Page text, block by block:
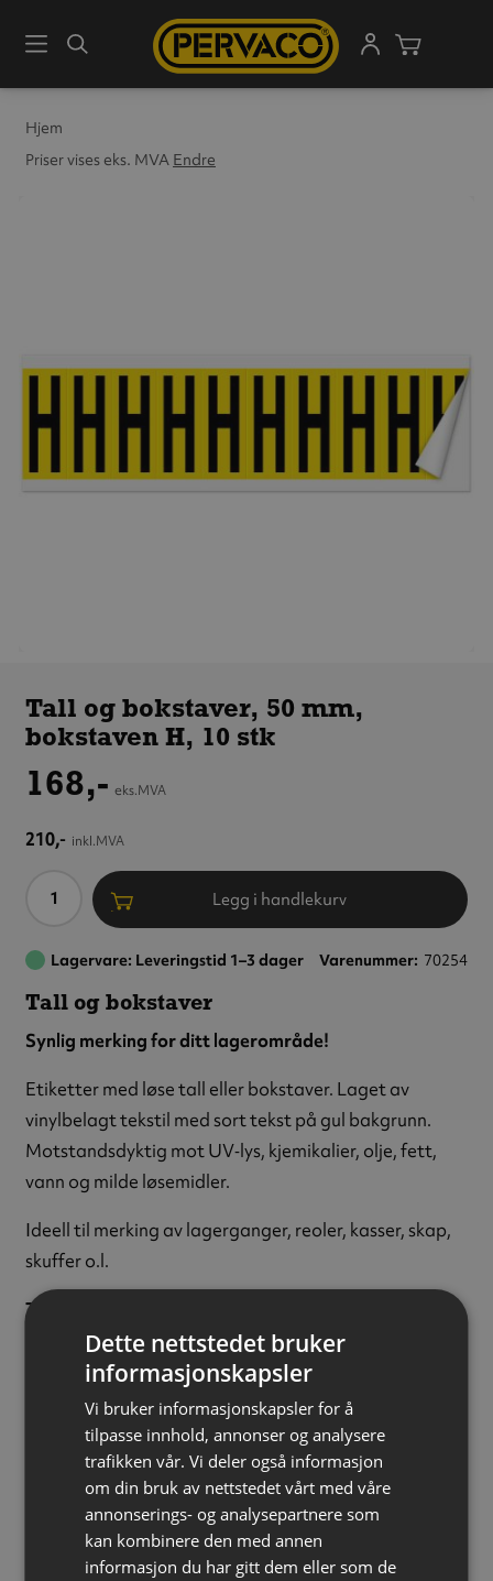
MenySøk
Hjem
Priser vises eks. MVA Endre
50 mm,
bokstaven H,
Tall og bokstaver, 50 mm,
bokstaven H, 10 stk
168,- eks.MVA
210,- inkl.MVA
Antall Legg i handlekurv
Lagervare: Leveringstid 1–3 dager Varenummer 70254
Tall og bokstaver
Synlig merking for ditt lagerområde!
Etiketter med løse tall eller bokstaver. Laget av
vinylbelagt tekstil med sort tekst på gul bakgrunn.
Motstandsdyktig mot UV‑lys, kjemikalier, olje, fett,
vann og milde løsemidler.
Ideell til merking av lagerganger, reoler, kasser, skap,
skuffer o.l.
Tegn:
Tekstfarge:Sort
Bakgrunnsfarge:Gul
Tekststørrelse:50 mm
Materiale:Vinylbelagt tekstil
Størrelse:22 x 57 mm
Påføring:Selvklebende
Bruksområde:Inne
Forpakning:
Ark á 10 stk
Dette nettstedet bruker
informasjonskapsler
Vi bruker informasjonskapsler for å
tilpasse innhold, annonser og analysere
trafikken vår. Vi deler også informasjon
om din bruk av nettstedet vårt med våre
annonserings- og analysepartnere som
kan kombinere den med annen
informasjon du har gitt dem eller som de